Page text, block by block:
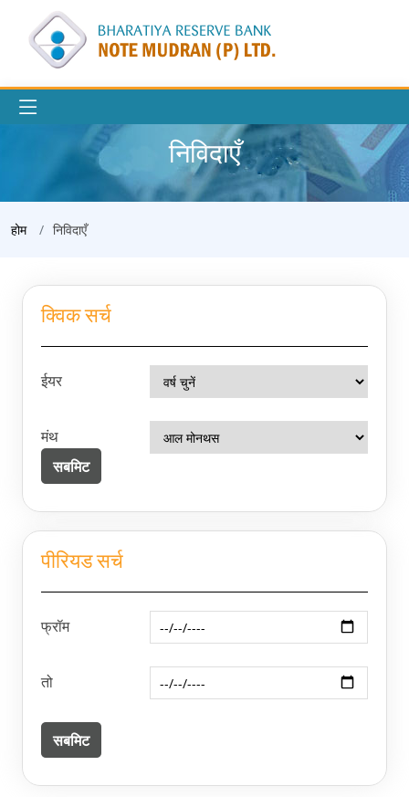
निविदाएँ
होम निविदाएँ
क्विक सर्च
ईयर
मंथ
पीरियड सर्च
फ्रॉम
तो